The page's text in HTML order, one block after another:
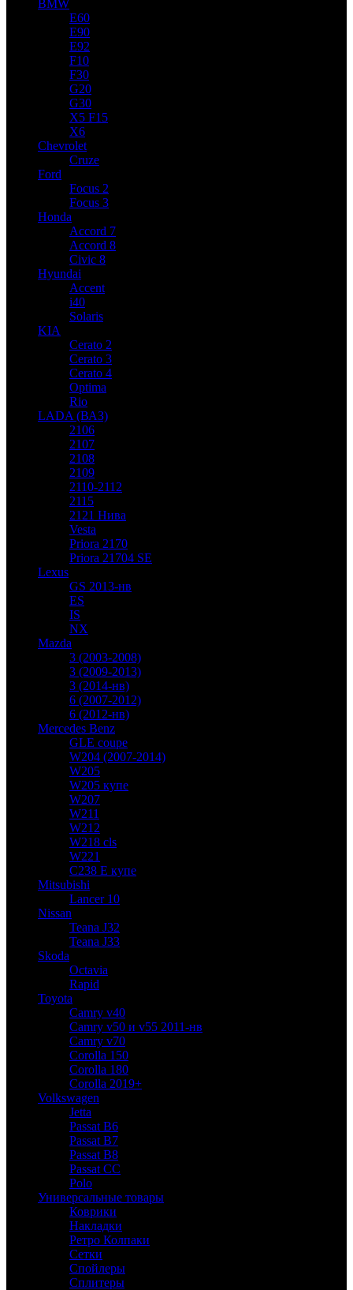
BMW
E60
E90
E92
F10
F30
G20
G30
X5 F15
X6
Chevrolet
Cruze
Ford
Focus 2
Focus 3
Honda
Accord 7
Accord 8
Civic 8
Hyundai
Accent
i40
Solaris
KIA
Cerato 2
Cerato 3
Cerato 4
Optima
Rio
LADA (ВАЗ)
2106
2107
2108
2109
2110-2112
2115
2121 Нива
Vesta
Priora 2170
Priora 21704 SE
Lexus
GS 2013-нв
ES
IS
NX
Mazda
3 (2003-2008)
3 (2009-2013)
3 (2014-нв)
6 (2007-2012)
6 (2012-нв)
Mercedes Benz
GLE coupe
W204 (2007-2014)
W205
W205 купе
W207
W211
W212
W218 cls
W221
C238 E купе
Mitsubishi
Lancer 10
Nissan
Teana J32
Teana J33
Skoda
Octavia
Rapid
Toyota
Camry v40
Camry v50 и v55 2011-нв
Camry v70
Corolla 150
Corolla 180
Corolla 2019+
Volkswagen
Jetta
Passat B6
Passat B7
Passat B8
Passat CC
Polo
Универсальные товары
Коврики
Накладки
Ретро Колпаки
Сетки
Спойлеры
Сплитеры